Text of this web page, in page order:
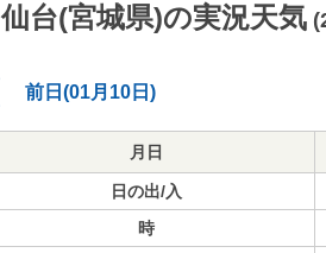
仙台(宮城県)の実況天気
前日(01月10日)
月日
日の出/入
時